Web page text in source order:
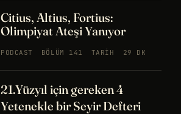
Citius, Altius, Fortius:
Olimpiyat Ateşi Yanıyor
PODCAST BÖLÜM 141 TARIH 29 DK
21.Yüzyıl için gereken 4
Yetenekle bir Seyir Defteri